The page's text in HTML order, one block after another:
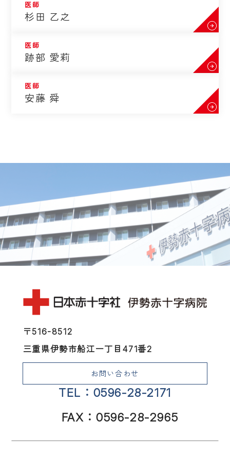
医師
杉田 乙之
医師
跡部 愛莉
医師
安藤 舜
〒516-8512
三重県伊勢市船江一丁目471番2
お問い合わせ
TEL：0596-28-2171
FAX：0596-28-2965